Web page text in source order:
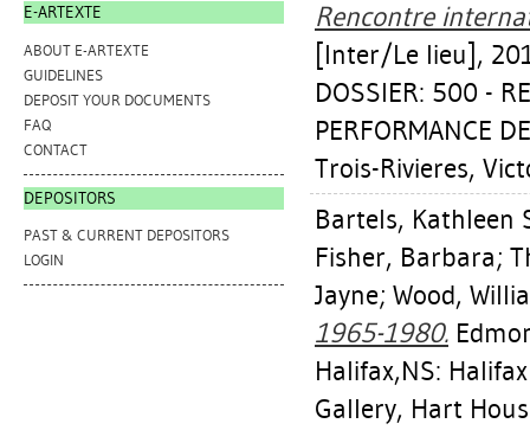
E-ARTEXTE
ABOUT E-ARTEXTE
GUIDELINES
DEPOSIT YOUR DOCUMENTS
FAQ
CONTACT
DEPOSITORS
PAST & CURRENT DEPOSITORS
LOGIN
Rencontre
[Inter/Le lieu],
DOSSIER: 500 -
PERFORMANCE
Trois-Rivieres,
Bartels, Kathleen
Fisher, Barbara;
Jayne; Wood,
1965-1980.
Halifax,NS:
Gallery, Hart